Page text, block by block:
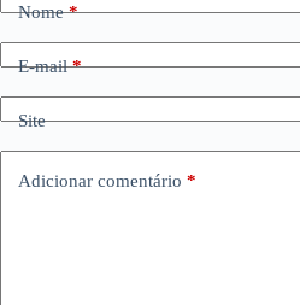
Nome*
E-mail*
Site
Adicionar comentário *